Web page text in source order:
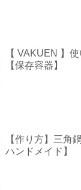
【 VAKUEN 】
【保存容器】
【作り方】三角
ハンドメイド】